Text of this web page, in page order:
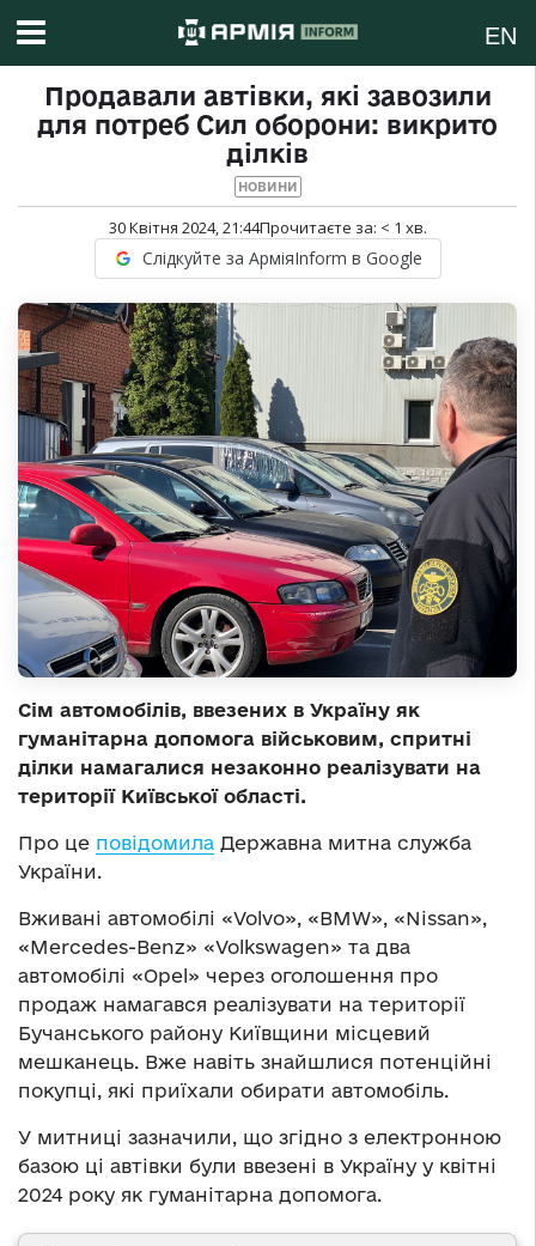
EN
Продавали автівки, які завозили
для потреб Сил оборони: викрито
ділків
НОВИНИ
30 Квітня 2024, 21:44Прочитаєте за: < 1 хв.
Слідкуйте за АрміяInform в Google
Сім автомобілів, ввезених в Україну як
гуманітарна допомога військовим, спритні
ділки намагалися незаконно реалізувати на
території Київської області.
Про це повідомила Державна митна служба
України.
Вживані автомобілі «Volvo», «BMW», «Nissan»,
«Mercedes-Benz» «Volkswagen» та два
автомобілі «Opel» через оголошення про
продаж намагався реалізувати на території
Бучанського району Київщини місцевий
мешканець. Вже навіть знайшлися потенційні
покупці, які приїхали обирати автомобіль.
У митниці зазначили, що згідно з електронною
базою ці автівки були ввезені в Україну у квітні
2024 року як гуманітарна допомога.